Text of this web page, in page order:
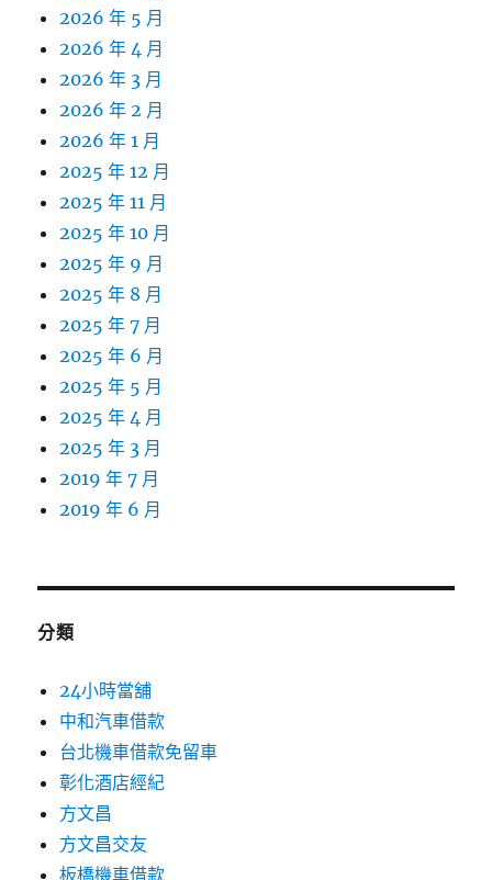
2026 年 5 月
2026 年 4 月
2026 年 3 月
2026 年 2 月
2026 年 1 月
2025 年 12 月
2025 年 11 月
2025 年 10 月
2025 年 9 月
2025 年 8 月
2025 年 7 月
2025 年 6 月
2025 年 5 月
2025 年 4 月
2025 年 3 月
2019 年 7 月
2019 年 6 月
分類
24小時當舖
中和汽車借款
台北機車借款免留車
彰化酒店經紀
方文昌
方文昌交友
板橋機車借款